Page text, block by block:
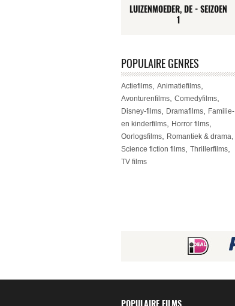
LUIZENMOEDER, DE - SEIZOEN
1
POPULAIRE GENRES
Actiefilms Animatiefilms
Avonturenfilms Comedyfilms
Disney-films Dramafilms
Familie-
en kinderfilms
Horror films
Oorlogsfilms Romantiek & drama
Science fiction films Thrillerfilms
TV films
POPULAIRE FILMS